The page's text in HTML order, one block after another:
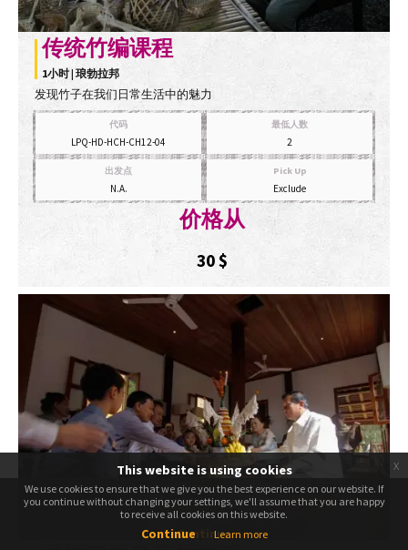
传统竹编课程
1小时 | 琅勃拉邦
发现竹子在我们日常生活中的魅力
代码
LPQ-HD-HCH-CH12-04
最低人数
2
出发点
N.A.
Pick Up
Exclude
价格从
30$
We use cookies to ensure that we give you the best experience on our website. If
you continue without changing your settings, we'll assume that you are happy
to receive all cookies on this website.
Continue
This website is using cookies
We use cookies to ensure that we give you the best experience on our website. If
you continue without changing your settings, we'll assume that you are happy
to receive all cookies on this website.
Continue Learn more
x